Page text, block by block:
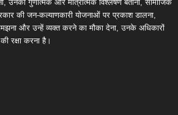
उनका गुणात्मक और मात्रात्मक विश्लेषण बताना, सामाजिक
की जन-कल्याणकारी योजनाओं पर प्रकाश डालना,
और उन्हें व्यक्त करने का मौका देना, उनके अधिकारों
रक्षा करना है।